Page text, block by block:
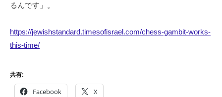
るんです」。
https://jewishstandard.timesofisrael.com/chess-gambit-works-
this-time/
共有:
Facebook X